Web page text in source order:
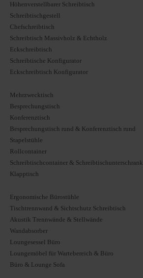
Höhenverstellbarer Schreibtisch
Schreibtischgestell
Chefschreibtisch
Schreibtisch Massivholz & Echtholz
Eckschreibtisch
Schreibtische Konfigurator
Eckschreibtisch Konfigurator
Mehrzwecktisch
Besprechungstisch
Konferenztisch
Besprechungstisch rund & Konferenztisch rund
Stapelstühle
Rollcontainer
Schreibtischcontainer & Schreibtischunterschrank
Klapptisch
Ergonomische Bürostühle
Tischtrennwand & Sichtschutz Schreibtisch
Akustik Trennwände & Stellwände
Wandabsorber
Loungesessel Büro
Loungemöbel für Wartebereich & Büro
Büro & Lounge Sofa